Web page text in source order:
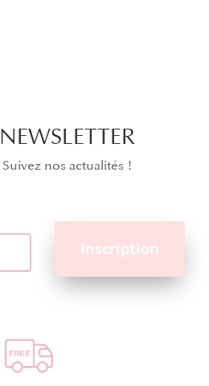
NEWSLETTER
Suivez nos actualités !